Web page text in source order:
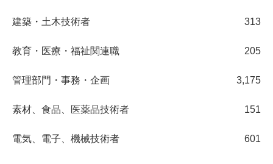
建築・土木技術者 313
教育・医療・福祉関連職 205
管理部門・事務・企画 3,175
素材、食品、医薬品技術者 151
電気、電子、機械技術者 601